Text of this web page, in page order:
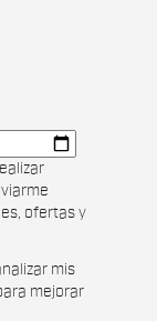
ofertas y
mis
mejorar